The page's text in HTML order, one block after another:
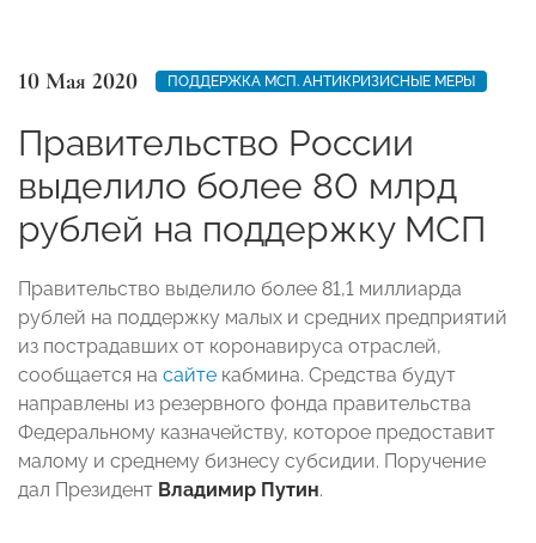
10 Мая 2020 ПОДДЕРЖКА МСП. АНТИКРИЗИСНЫЕ МЕРЫ
Правительство России
выделило более 80 млрд
рублей на поддержку МСП
Правительство выделило более 81,1 миллиарда
рублей на поддержку малых и средних предприятий
из пострадавших от коронавируса отраслей,
сообщается на сайте кабмина. Средства будут
направлены из резервного фонда правительства
Федеральному казначейству, которое предоставит
малому и среднему бизнесу субсидии. Поручение
дал Президент Владимир Путин.